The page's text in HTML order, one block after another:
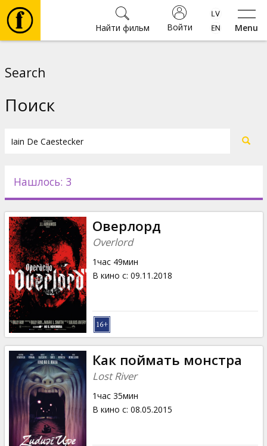
Menu
Войти
Найти фильм
Новости
Подарки
Кинозакуски
B2B
Клуб
Search
Поиск
Нашлось: 3
Оверлорд
Overlord
1час 49мин
В кино с: 09.11.2018
Как поймать монстра
Lost River
1час 35мин
В кино с: 08.05.2015